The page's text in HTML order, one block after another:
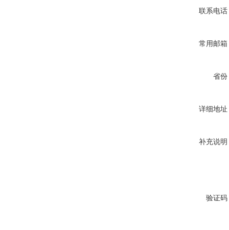
联系电话
常用邮箱
省份
详细地址
补充说明
验证码